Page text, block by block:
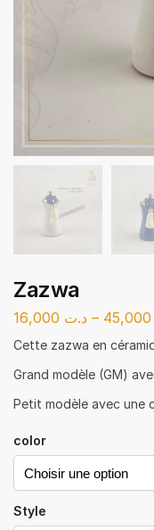
Zazwa
د.ت –
Cette zazwa en
Grand modèle (GM)
Petit modèle avec une
color
Style